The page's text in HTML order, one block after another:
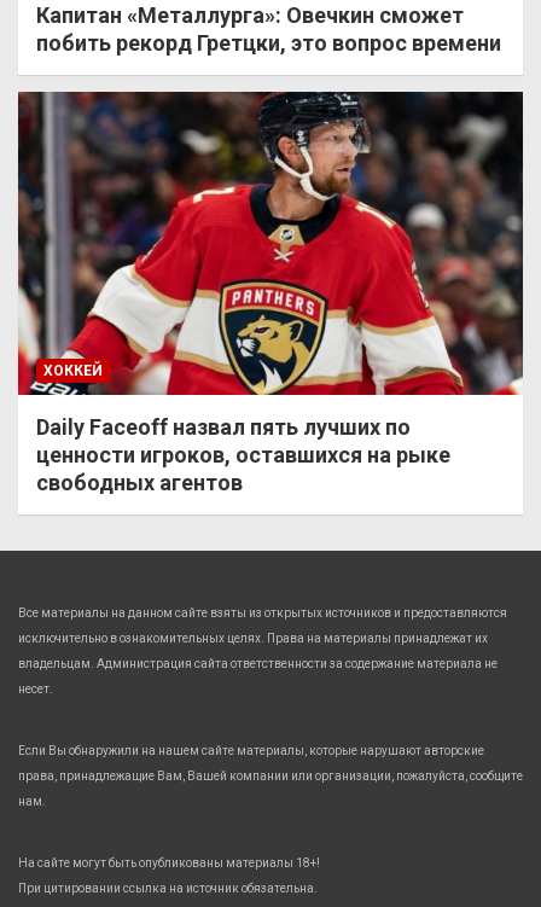
Капитан «Металлурга»: Овечкин сможет
побить рекорд Гретцки, это вопрос времени
ХОККЕЙ
Daily Faceoff назвал пять лучших по
ценности игроков, оставшихся на рыке
свободных агентов
Все материалы на данном сайте взяты из открытых источников и предоставляются
исключительно в ознакомительных целях. Права на материалы принадлежат их
владельцам. Администрация сайта ответственности за содержание материала не
несет.
Если Вы обнаружили на нашем сайте материалы, которые нарушают авторские
права, принадлежащие Вам, Вашей компании или организации, пожалуйста, сообщите
нам.
На сайте могут быть опубликованы материалы 18+!
При цитировании ссылка на источник обязательна.